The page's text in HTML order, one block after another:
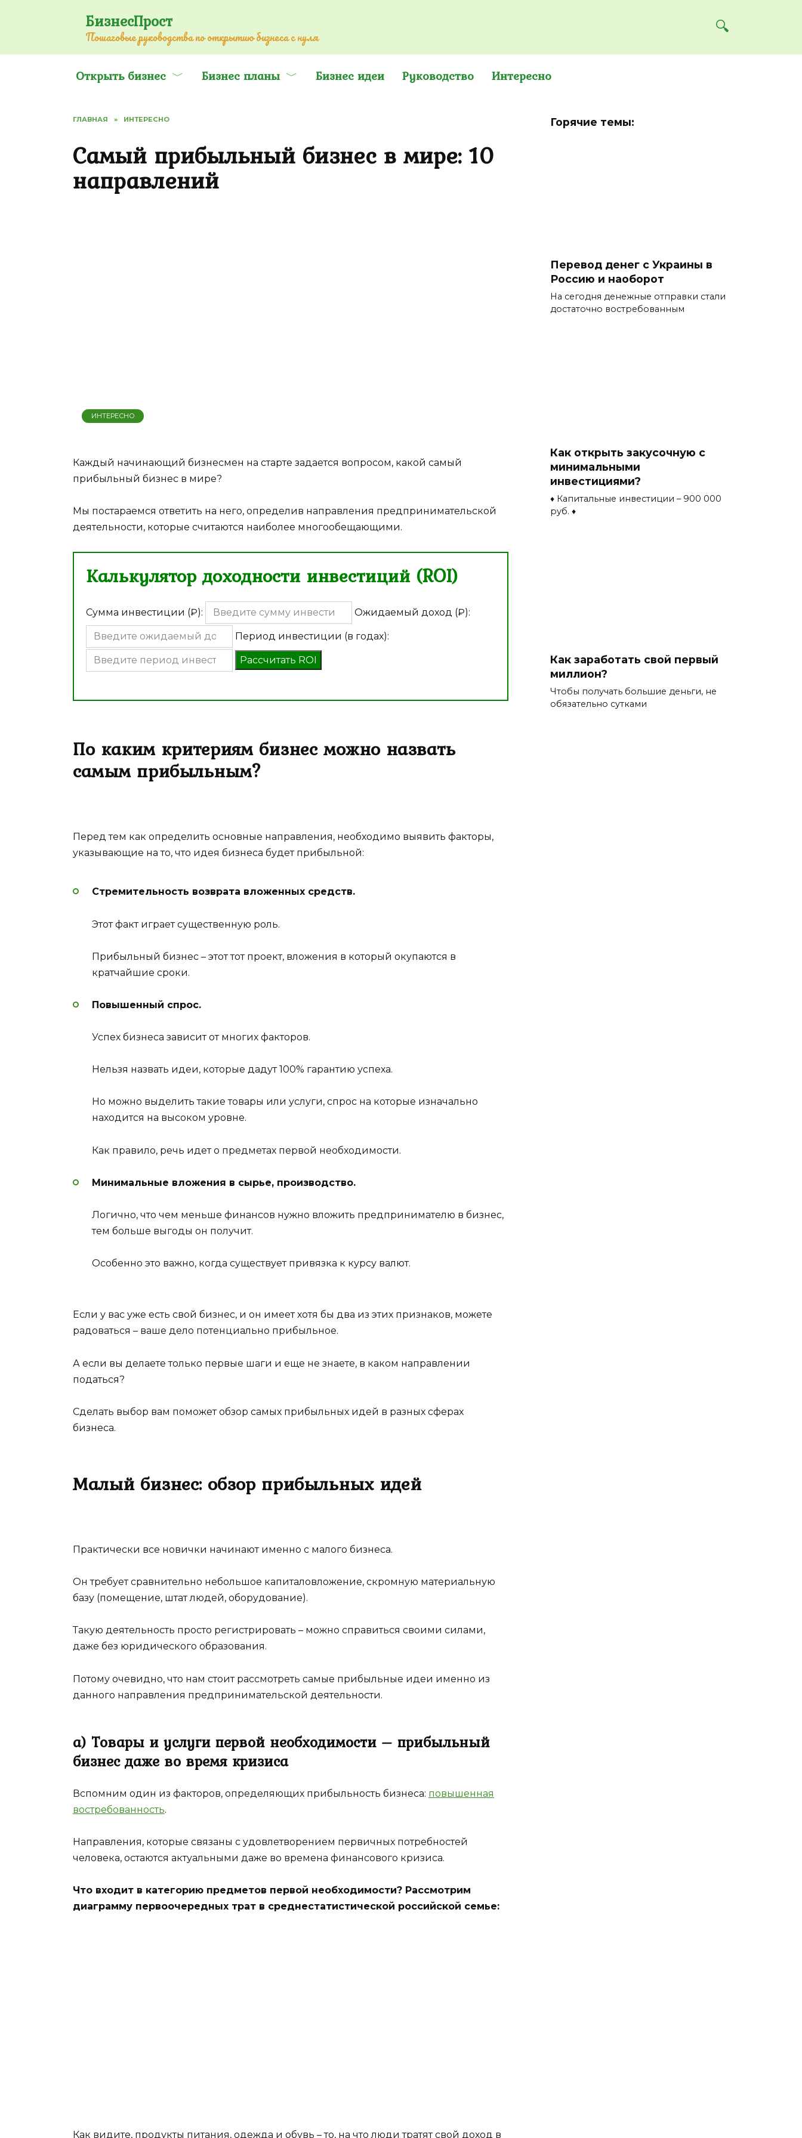
БизнесПрост
Пошаговые руководства по открытию бизнеса с нуля
Открыть бизнес Бизнес планы Бизнес идеи Руководство Интересно
ГЛАВНАЯ » ИНТЕРЕСНО
Самый прибыльный бизнес в мире: 10
направлений
ИНТЕРЕСНО
Каждый начинающий бизнесмен на старте задается вопросом, какой самый
прибыльный бизнес в мире?
Мы постараемся ответить на него, определив направления предпринимательской
деятельности, которые считаются наиболее многообещающими.
Калькулятор доходности инвестиций (ROI)
Сумма инвестиции (₽): Ожидаемый доход (₽):
Период инвестиции (в годах):
Рассчитать ROI
По каким критериям бизнес можно назвать
самым прибыльным?
Перед тем как определить основные направления, необходимо выявить факторы,
указывающие на то, что идея бизнеса будет прибыльной:
Стремительность возврата вложенных средств.
Этот факт играет существенную роль.
Прибыльный бизнес – этот тот проект, вложения в который окупаются в
кратчайшие сроки.
Повышенный спрос.
Успех бизнеса зависит от многих факторов.
Нельзя назвать идеи, которые дадут 100% гарантию успеха.
Но можно выделить такие товары или услуги, спрос на которые изначально
находится на высоком уровне.
Как правило, речь идет о предметах первой необходимости.
Минимальные вложения в сырье, производство.
Логично, что чем меньше финансов нужно вложить предпринимателю в бизнес,
тем больше выгоды он получит.
Особенно это важно, когда существует привязка к курсу валют.
Если у вас уже есть свой бизнес, и он имеет хотя бы два из этих признаков, можете
радоваться – ваше дело потенциально прибыльное.
А если вы делаете только первые шаги и еще не знаете, в каком направлении
податься?
Сделать выбор вам поможет обзор самых прибыльных идей в разных сферах
бизнеса.
Малый бизнес: обзор прибыльных идей
Практически все новички начинают именно с малого бизнеса.
Он требует сравнительно небольшое капиталовложение, скромную материальную
базу (помещение, штат людей, оборудование).
Такую деятельность просто регистрировать – можно справиться своими силами,
даже без юридического образования.
Потому очевидно, что нам стоит рассмотреть самые прибыльные идеи именно из
данного направления предпринимательской деятельности.
a) Товары и услуги первой необходимости – прибыльный
бизнес даже во время кризиса
Вспомним один из факторов, определяющих прибыльность бизнеса: повышенная
востребованность.
Направления, которые связаны с удовлетворением первичных потребностей
человека, остаются актуальными даже во времена финансового кризиса.
Что входит в категорию предметов первой необходимости? Рассмотрим
диаграмму первоочередных трат в среднестатистической российской семье:
Как видите, продукты питания, одежда и обувь – то, на что люди тратят свой доход в
Горячие темы:
Перевод денег с Украины в
Россию и наоборот
На сегодня денежные отправки стали
достаточно востребованным
Как открыть закусочную с
минимальными
инвестициями?
♦ Капитальные инвестиции – 900 000
руб. ♦
Как заработать свой первый
миллион?
Чтобы получать большие деньги, не
обязательно сутками